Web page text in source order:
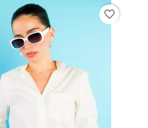
favorite_border